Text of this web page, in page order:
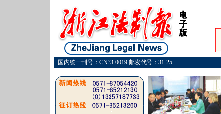
国内统一刊号：CN33-0019 邮发代号：31-25